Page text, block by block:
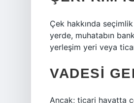
Çek hakkında
yerde, muhatabın
yerleşim yeri veya
VADESI
Ancak; ticari hayatta